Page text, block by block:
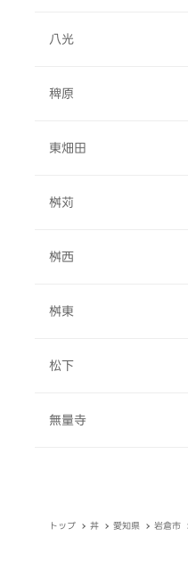
八光
稗原
東畑田
桝苅
桝西
桝東
松下
無量寺
トップ 丼 愛知県 岩倉市